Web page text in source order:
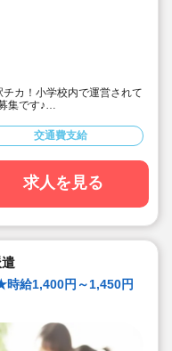
カ！小学校内で運営されて
集です♪
た職員さんたちが働いてい
てもあり◎
13:45～19:45】のシフト×
さん、主婦(主夫)の方も歓
見守りながら、安全で楽し
提供しています♪
交通費支給
求人を見る
給1,400円～1,450円